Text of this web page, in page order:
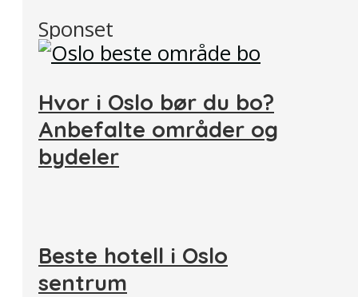
Sponset
Hvor i Oslo bør du bo?
Anbefalte områder og
bydeler
Beste hotell i Oslo
sentrum